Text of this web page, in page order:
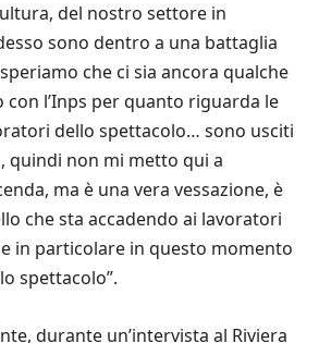
del nostro settore in
sono dentro a una battaglia
che ci sia ancora qualche
l’Inps per quanto riguarda le
dello spettacolo… sono usciti
quindi non mi metto qui a
ma è una vera vessazione, è
che sta accadendo ai lavoratori
in particolare in questo momento
spettacolo”.
durante un’intervista al Riviera